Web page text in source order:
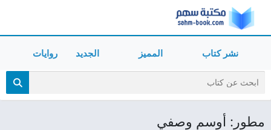
نشر كتاب المميز الجديد روايات
مطور: أوسم وصفي